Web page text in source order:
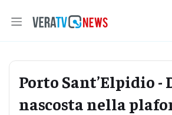
Porto Sant’Elpidio -
nascosta nella